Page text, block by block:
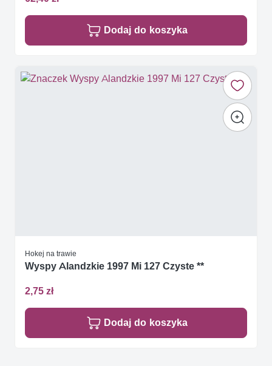
Dodaj do koszyka
Hokej na trawie
Wyspy Alandzkie 1997 Mi 127 Czyste **
2,75 zł
Dodaj do koszyka